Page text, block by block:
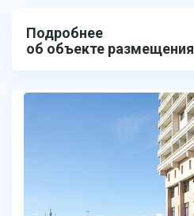
Подробнее
об объекте размещения